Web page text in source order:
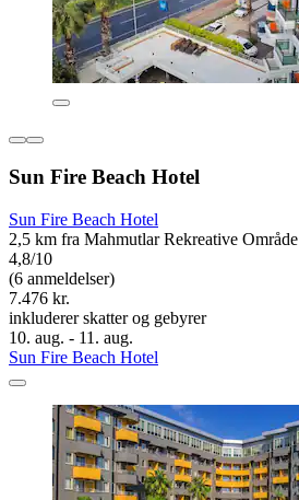
Sun Fire Beach Hotel
Sun Fire Beach Hotel
2,5 km fra Mahmutlar Rekreative Område
4,8/10
(6 anmeldelser)
7.476 kr.
inkluderer skatter og gebyrer
10. aug. - 11. aug.
Sun Fire Beach Hotel